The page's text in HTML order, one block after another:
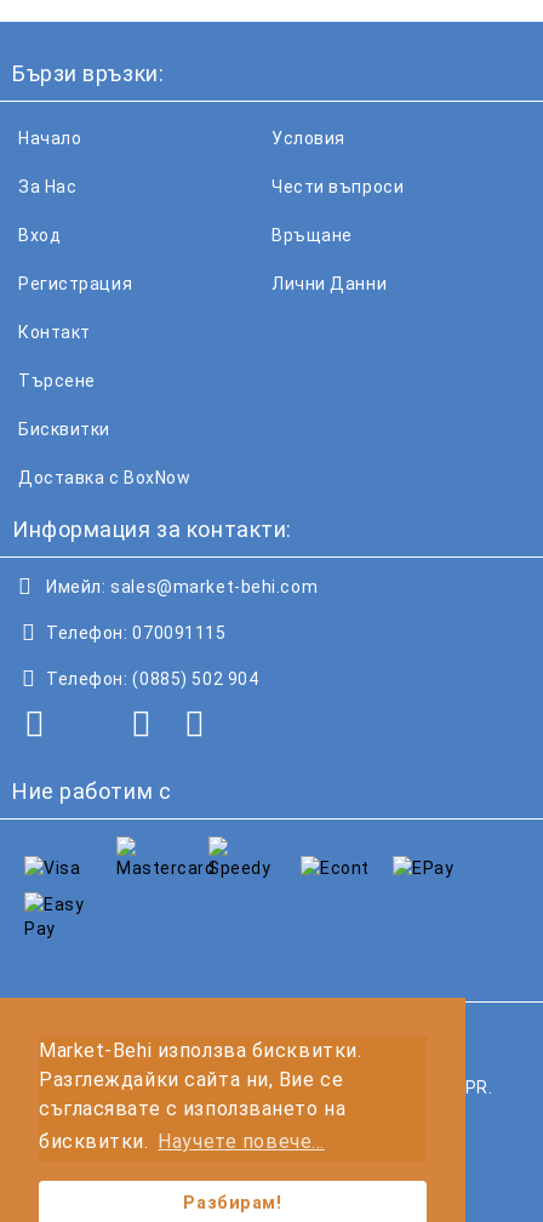
Market-Behi използва бисквитки.
Разглеждайки сайта ни, Вие се
съгласявате с използването на
бисквитки.
Научете повече...
Разбирам!
Бързи връзки:
Начало
За Нас
Вход
Регистрация
Условия
Чести въпроси
Връщане
Лични Данни
Контакт
Търсене
Бисквитки
Доставка с BoxNow
Информация за контакти:
Имейл: sales@market-behi.com
Телефон: 070091115
Телефон: (0885) 502 904
Ние работим с
Нашият онлайн магазин е 100% съобразен с GDPR.
Моите лични данни